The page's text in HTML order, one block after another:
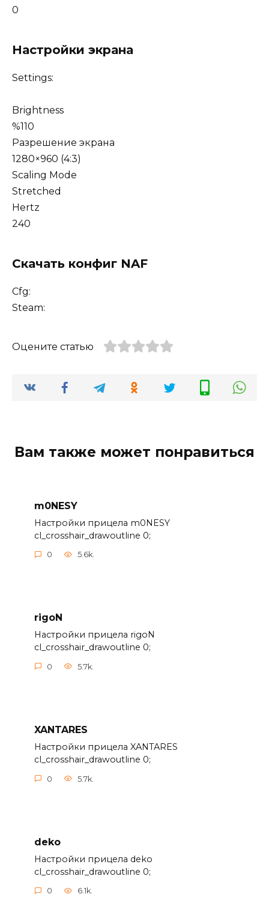
0
Настройки экрана
Settings:
Brightness
%110
Разрешение экрана
1280×960 (4:3)
Scaling Mode
Stretched
Hertz
240
Скачать конфиг NAF
Cfg:
Steam:
Оцените статью
Вам также может понравиться
m0NESY
Настройки прицела m0NESY
cl_crosshair_drawoutline 0;
0 5.6k.
rigoN
Настройки прицела rigoN
cl_crosshair_drawoutline 0;
0 5.7k.
XANTARES
Настройки прицела XANTARES
cl_crosshair_drawoutline 0;
0 5.7k.
deko
Настройки прицела deko
cl_crosshair_drawoutline 0;
0 6.1k.